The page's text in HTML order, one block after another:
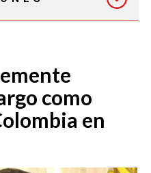
7:00 PM
como
en